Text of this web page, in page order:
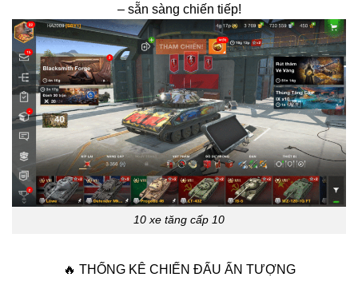
– sẵn sàng chiến tiếp!
10 xe tăng cấp 10
🔥 THỐNG KÊ CHIẾN ĐẤU ẤN TƯỢNG